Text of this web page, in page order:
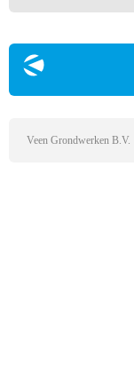
Veen Grondwerken B.V.